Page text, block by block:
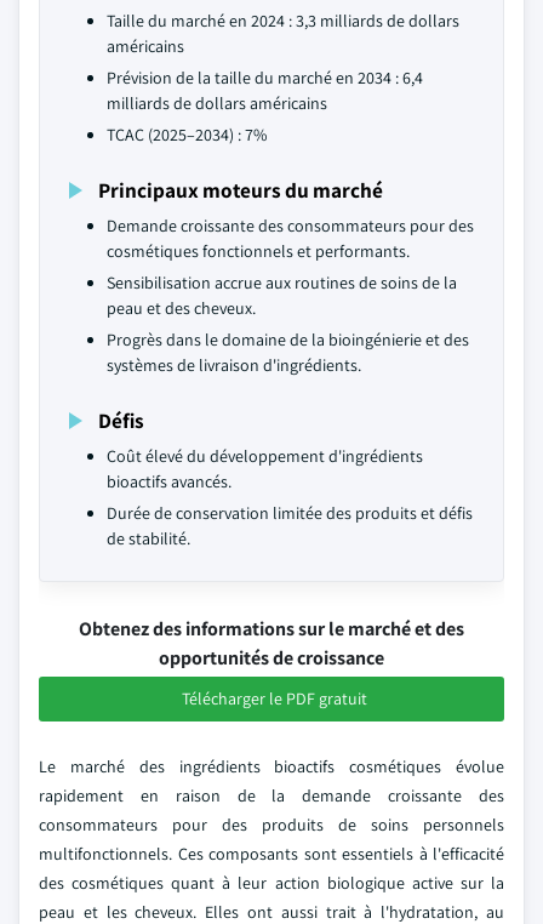
Taille du marché en 2024 : 3,3 milliards de dollars
américains
Prévision de la taille du marché en 2034 : 6,4
milliards de dollars américains
TCAC (2025–2034) : 7%
Principaux moteurs du marché
Demande croissante des consommateurs pour des
cosmétiques fonctionnels et performants.
Sensibilisation accrue aux routines de soins de la
peau et des cheveux.
Progrès dans le domaine de la bioingénierie et des
systèmes de livraison d'ingrédients.
Défis
Coût élevé du développement d'ingrédients
bioactifs avancés.
Durée de conservation limitée des produits et défis
de stabilité.
Obtenez des informations sur le marché et des
opportunités de croissance
Télécharger le PDF gratuit
Le marché des ingrédients bioactifs cosmétiques évolue
rapidement en raison de la demande croissante des
consommateurs pour des produits de soins personnels
multifonctionnels. Ces composants sont essentiels à l'efficacité
des cosmétiques quant à leur action biologique active sur la
peau et les cheveux. Elles ont aussi trait à l'hydratation, au